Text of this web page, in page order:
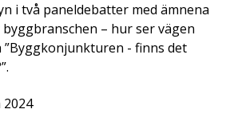
i två paneldebatter med ämnena
– hur ser vägen
”Byggkonjunkturen - finns det